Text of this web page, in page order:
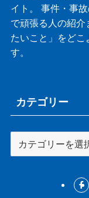
イト。 事件・事
で頑張る人の紹介
たいこと」をどこ
す。
カテゴリー
テ